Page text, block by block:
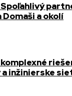
Domaši a okolí
inžinierske